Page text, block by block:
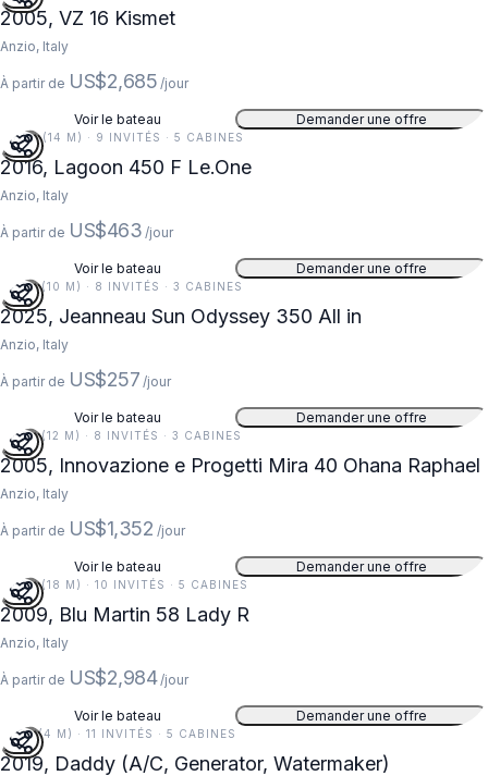
2005, VZ 16 Kismet
Anzio, Italy
À partir de US$2,685 /jour
Voir le bateau Demander une offre
46 FT (14 M) · 9 INVITÉS · 5 CABINES
2016, Lagoon 450 F Le.One
Anzio, Italy
À partir de US$463 /jour
Voir le bateau Demander une offre
34 FT (10 M) · 8 INVITÉS · 3 CABINES
2025, Jeanneau Sun Odyssey 350 All in
Anzio, Italy
À partir de US$257 /jour
Voir le bateau Demander une offre
39 FT (12 M) · 8 INVITÉS · 3 CABINES
2005, Innovazione e Progetti Mira 40 Ohana Raphael
Anzio, Italy
À partir de US$1,352 /jour
Voir le bateau Demander une offre
59 FT (18 M) · 10 INVITÉS · 5 CABINES
2009, Blu Martin 58 Lady R
Anzio, Italy
À partir de US$2,984 /jour
Voir le bateau Demander une offre
13 FT (4 M) · 11 INVITÉS · 5 CABINES
2019, Daddy (A/C, Generator, Watermaker)